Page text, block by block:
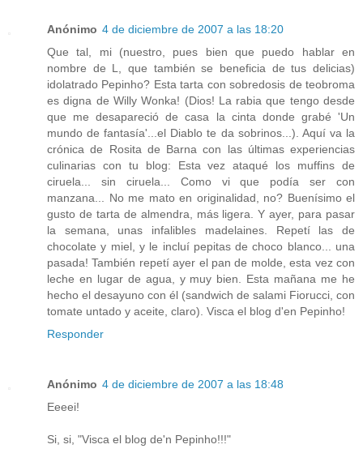
Anónimo 4 de diciembre de 2007 a las 18:20
Que tal, mi (nuestro, pues bien que puedo hablar en
nombre de L, que también se beneficia de tus delicias)
idolatrado Pepinho? Esta tarta con sobredosis de teobroma
es digna de Willy Wonka! (Dios! La rabia que tengo desde
que me desapareció de casa la cinta donde grabé 'Un
mundo de fantasía'...el Diablo te da sobrinos...). Aquí va la
crónica de Rosita de Barna con las últimas experiencias
culinarias con tu blog: Esta vez ataqué los muffins de
ciruela... sin ciruela... Como vi que podía ser con
manzana... No me mato en originalidad, no? Buenísimo el
gusto de tarta de almendra, más ligera. Y ayer, para pasar
la semana, unas infalibles madelaines. Repetí las de
chocolate y miel, y le incluí pepitas de choco blanco... una
pasada! También repetí ayer el pan de molde, esta vez con
leche en lugar de agua, y muy bien. Esta mañana me he
hecho el desayuno con él (sandwich de salami Fiorucci, con
tomate untado y aceite, claro). Visca el blog d'en Pepinho!
Responder
Anónimo 4 de diciembre de 2007 a las 18:48
Eeeei!
Si, si, "Visca el blog de'n Pepinho!!!"